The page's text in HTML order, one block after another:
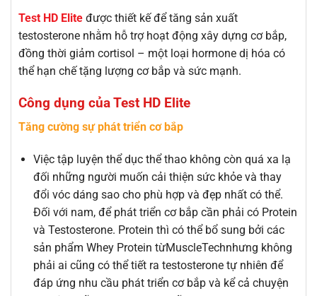
Test HD Elite được thiết kế để tăng sản xuất
testosterone nhằm hỗ trợ hoạt động xây dựng cơ bắp,
đồng thời giảm cortisol – một loại hormone dị hóa có
thể hạn chế tặng lượng cơ bắp và sức mạnh.
Công dụng của Test HD Elite
Tăng cường sự phát triển cơ bắp
Việc tập luyện thể dục thể thao không còn quá xa lạ
đối những người muốn cải thiện sức khỏe và thay
đổi vóc dáng sao cho phù hợp và đẹp nhất có thể.
Đối với nam, để phát triển cơ bắp cần phải có Protein
và Testosterone. Protein thì có thể bổ sung bởi các
sản phẩm Whey Protein từMuscleTechnhưng không
phải ai cũng có thể tiết ra testosterone tự nhiên để
đáp ứng nhu cầu phát triển cơ bắp và kể cả chuyện